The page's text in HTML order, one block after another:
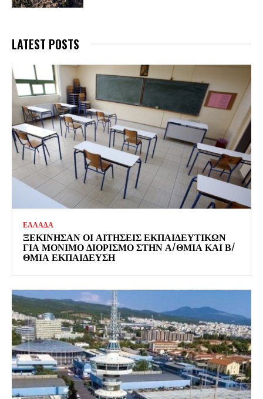
LATEST POSTS
ΕΛΛΑΔΑ
ΞΕΚΊΝΗΣΑΝ ΟΙ ΑΙΤΉΣΕΙΣ ΕΚΠΑΙΔΕΥΤΙΚΏΝ
ΓΙΑ ΜΌΝΙΜΟ ΔΙΟΡΙΣΜΌ ΣΤΗΝ Α/ΘΜΙΑ ΚΑΙ Β/
ΘΜΙΑ ΕΚΠΑΊΔΕΥΣΗ